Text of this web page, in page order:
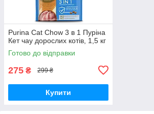
Purina Cat Chow 3 в 1 Пуріна
Кет чау дорослих котів, 1,5 кг
Готово до відправки
275 ₴ 299 ₴
Купити